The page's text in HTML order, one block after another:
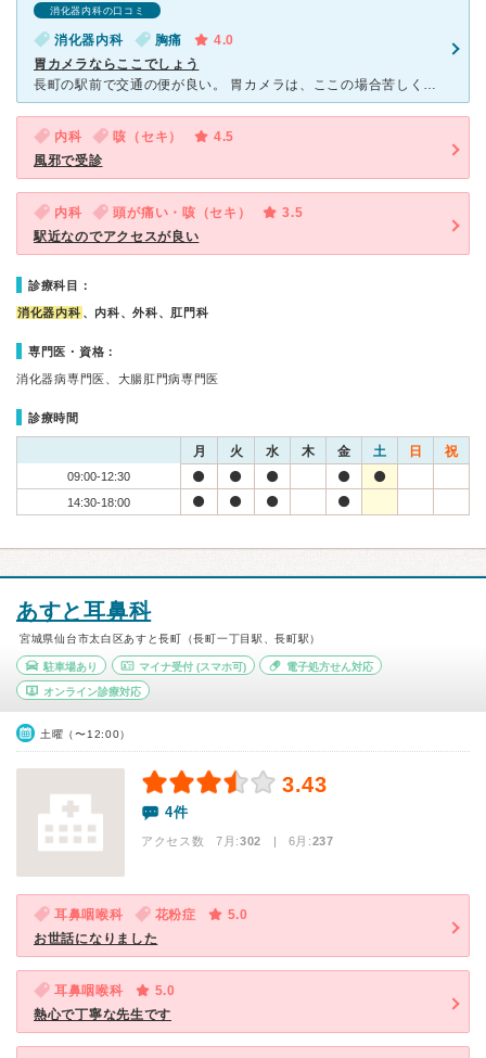
消化器内科の口コミ
消化器内科 胸痛
4.0
胃カメラならここでしょう
長町の駅前で交通の便が良い。 胃カメラは、ここの場合苦しくないのがポイントですね。 口カメラしかないですけど先生も自信があるらしく 苦しくない口胃カメラ検査が出来ます＜個人差がありますけどね
内科 咳（セキ）
4.5
風邪で受診
内科 頭が痛い・咳（セキ）
3.5
駅近なのでアクセスが良い
診療科目：
消化器内科 、内科、外科、肛門科
専門医・資格：
消化器病専門医、大腸肛門病専門医
診療時間
月 火 水 木 金 土 日 祝
09:00-12:30
14:30-18:00
あすと耳鼻科
宮城県仙台市太白区あすと長町（長町一丁目駅、長町駅）
駐車場あり マイナ受付(スマホ可) 電子処方せん対応
オンライン診療対応
土曜（〜12:00）
3.43
4件
アクセス数 7月:302 | 6月:237
耳鼻咽喉科 花粉症
5.0
お世話になりました
耳鼻咽喉科
5.0
熱心で丁寧な先生です